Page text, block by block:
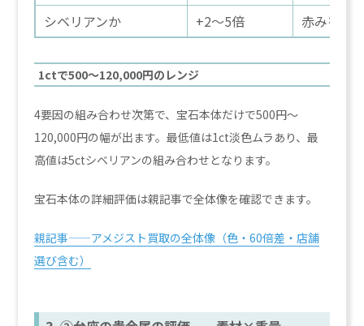
シベリアンか
+2〜5倍 赤みを帯
1ctで500〜120,000円のレンジ
4要因の組み合わせ次第で、宝石本体だけで500円〜
120,000円の幅が出ます。最低値は1ct淡色ムラあり、最
高値は5ctシベリアンの組み合わせとなります。
宝石本体の詳細評価は親記事で全体像を確認できます。
親記事——アメジスト買取の全体像（色・60倍差・店舗
選び含む）